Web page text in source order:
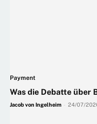
Payment
Was die Debatte über
Jacob von Ingelheim 24/07/